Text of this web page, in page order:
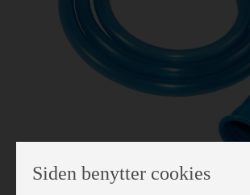
Siden benytter cookies